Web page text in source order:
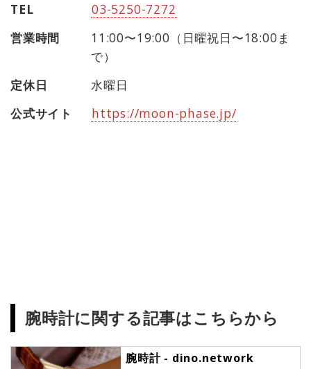
TEL
03-5250-7272
営業時間
11:00〜19:00（日曜祝日〜18:00ま
で）
定休日
水曜日
公式サイト
https://moon-phase.jp/
腕時計に関する記事はこちらから
腕時計 - dino.network